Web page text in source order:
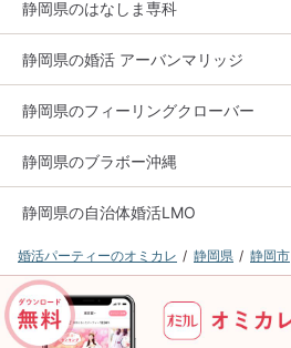
静岡県のはなしま専科
静岡県の婚活 アーバンマリッジ
静岡県のフィーリングクローバー
静岡県のブラボー沖縄
静岡県の自治体婚活LMO
婚活パーティーのオミカレ 静岡県 静岡市